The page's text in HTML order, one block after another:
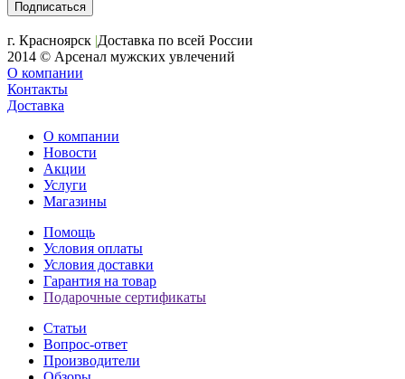
г. Красноярск |Доставка по всей России
2014 © Арсенал мужских увлечений
О компании
Контакты
Доставка
О компании
Новости
Акции
Услуги
Магазины
Помощь
Условия оплаты
Условия доставки
Гарантия на товар
Подарочные сертификаты
Статьи
Вопрос-ответ
Производители